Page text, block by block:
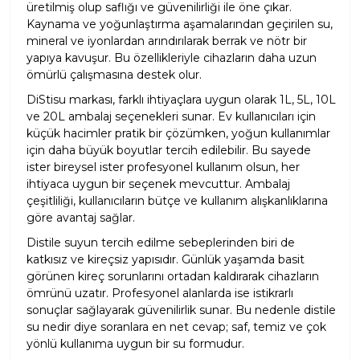
üretilmiş olup saflığı ve güvenilirliği ile öne çıkar.
Kaynama ve yoğunlaştırma aşamalarından geçirilen su,
mineral ve iyonlardan arındırılarak berrak ve nötr bir
yapıya kavuşur. Bu özellikleriyle cihazların daha uzun
ömürlü çalışmasına destek olur.
DiStisu markası, farklı ihtiyaçlara uygun olarak 1L, 5L, 10L
ve 20L ambalaj seçenekleri sunar. Ev kullanıcıları için
küçük hacimler pratik bir çözümken, yoğun kullanımlar
için daha büyük boyutlar tercih edilebilir. Bu sayede
ister bireysel ister profesyonel kullanım olsun, her
ihtiyaca uygun bir seçenek mevcuttur. Ambalaj
çeşitliliği, kullanıcıların bütçe ve kullanım alışkanlıklarına
göre avantaj sağlar.
Distile suyun tercih edilme sebeplerinden biri de
katkısız ve kireçsiz yapısıdır. Günlük yaşamda basit
görünen kireç sorunlarını ortadan kaldırarak cihazların
ömrünü uzatır. Profesyonel alanlarda ise istikrarlı
sonuçlar sağlayarak güvenilirlik sunar. Bu nedenle distile
su nedir diye soranlara en net cevap; saf, temiz ve çok
yönlü kullanıma uygun bir su formudur.